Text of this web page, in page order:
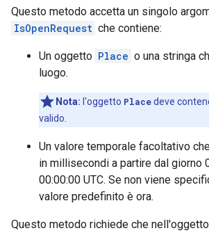
Questo metodo accetta un singolo
IsOpenRequest che contiene:
Un oggetto Place o una stringa
luogo.
Nota: l'oggetto Placedeve
valido.
Un valore temporale facoltativo
in millisecondi a partire dal giorno
00:00:00 UTC. Se non viene
valore predefinito è ora.
Questo metodo richiede che nell'oggetto